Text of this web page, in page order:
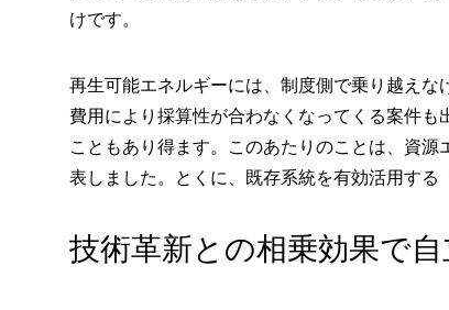
けです。
再生可能エネルギーには、制度側で乗り越え
費用により採算性が合わなくなってくる案件
こともあり得ます。このあたりのことは、資
表しました。とくに、既存系統を有効活用する
技術革新との相乗効果で